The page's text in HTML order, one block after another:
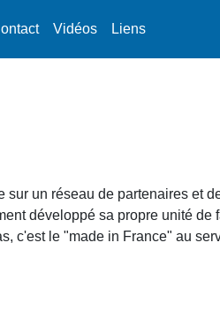
Vidéos
Liens
un réseau de partenaires et
développé sa propre unité de
c'est le "made in France" au